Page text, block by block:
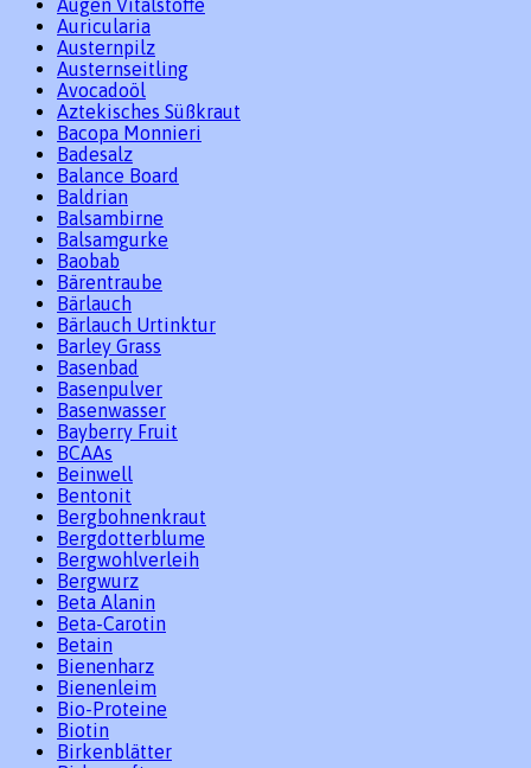
Augen Vitalstoffe
Auricularia
Austernpilz
Austernseitling
Avocadoöl
Aztekisches Süßkraut
Bacopa Monnieri
Badesalz
Balance Board
Baldrian
Balsambirne
Balsamgurke
Baobab
Bärentraube
Bärlauch
Bärlauch Urtinktur
Barley Grass
Basenbad
Basenpulver
Basenwasser
Bayberry Fruit
BCAAs
Beinwell
Bentonit
Bergbohnenkraut
Bergdotterblume
Bergwohlverleih
Bergwurz
Beta Alanin
Beta-Carotin
Betain
Bienenharz
Bienenleim
Bio-Proteine
Biotin
Birkenblätter